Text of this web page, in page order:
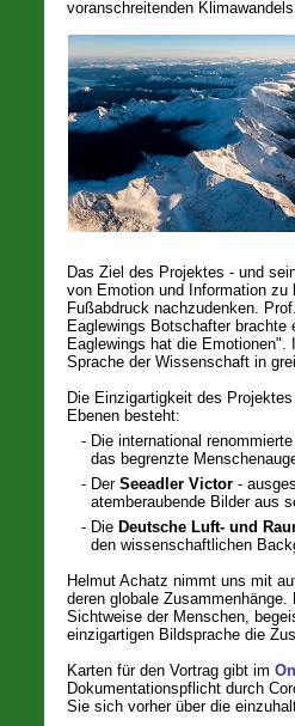
voranschreitenden
Das Ziel des Projektes - und
von Emotion und Information zu
Fußabdruck nachzudenken.
Eaglewings Botschafter
Eaglewings hat die
Sprache der Wissenschaft in
Die Einzigartigkeit des
Ebenen besteht:
- Die international
das begrenzte
- Der Seeadler Victor-
atemberaubende Bilder aus
- Die Deutsche Luft- und
den wissenschaftlichen
Helmut Achatz nimmt uns mit
deren globale
Sichtweise der Menschen,
einzigartigen Bildsprache die
Karten für den Vortrag gibt im
Dokumentationspflicht durch
Sie sich vorher über die